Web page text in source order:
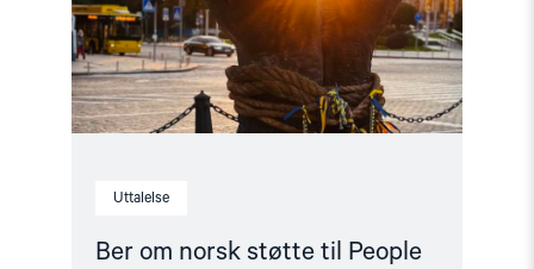
Uttalelse
Ber om norsk støtte til People
First-
kampanjen"